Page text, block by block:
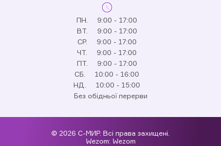
ПН.
9:00 - 17:00
ВТ.
9:00 - 17:00
СР.
9:00 - 17:00
ЧТ.
9:00 - 17:00
ПТ.
9:00 - 17:00
СБ.
10:00 - 16:00
НД.
10:00 - 15:00
Без обідньої перерви
© 2026 С-МИР. Всі права захищені.
Wezom: Wezom